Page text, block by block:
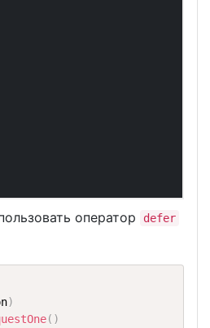
оператор defer
)
( )